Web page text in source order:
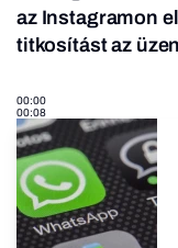
az Instagramon
titkosítást az
00:00
00:08